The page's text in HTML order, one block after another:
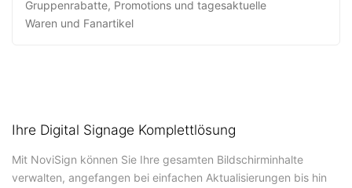
Gruppenrabatte, Promotions und tagesaktuelle
Waren und Fanartikel
Ihre Digital Signage Komplettlösung
Mit NoviSign können Sie Ihre gesamten Bildschirminhalte
verwalten, angefangen bei einfachen Aktualisierungen bis hin